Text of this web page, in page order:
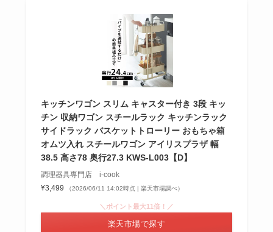
キッチンワゴン スリム キャスター付き 3段 キッ
チン 収納ワゴン スチールラック キッチンラック
サイドラック バスケットトローリー おもちゃ箱
オムツ入れ スチールワゴン アイリスプラザ 幅
38.5 高さ78 奥行27.3 KWS-L003【D】
調理器具専門店 i-cook
¥3,499
（2026/06/11 14:02時点 | 楽天市場調べ）
＼ポイント最大11倍！／
楽天市場で探す